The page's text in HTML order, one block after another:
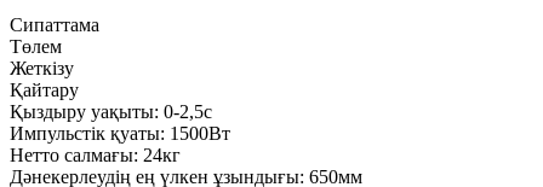
Сипаттама
Төлем
Жеткізу
Қайтару
Қыздыру уақыты: 0-2,5с
Импульстік қуаты: 1500Вт
Нетто салмағы: 24кг
Дәнекерлеудің ең үлкен ұзындығы: 650мм